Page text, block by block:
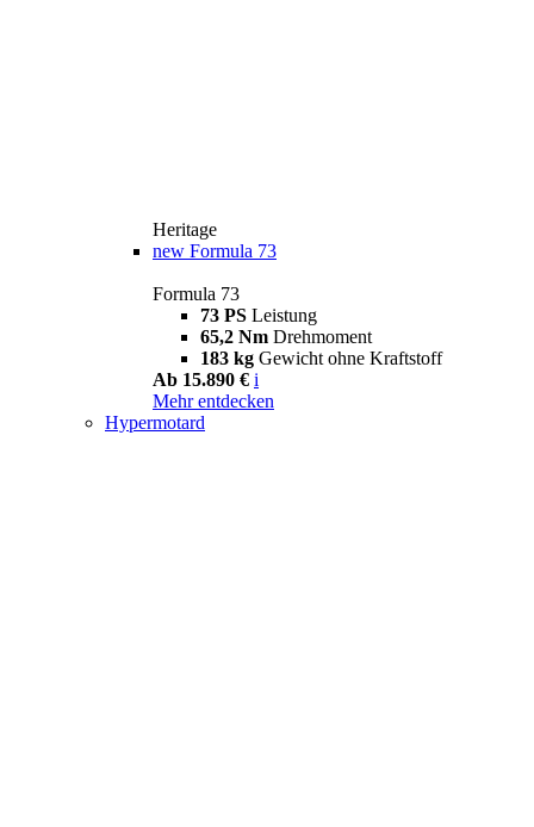
Heritage
new Formula 73
Formula 73
73 PS Leistung
65,2 Nm Drehmoment
183 kg Gewicht ohne Kraftstoff
Ab 15.890 € i
Mehr entdecken
Hypermotard